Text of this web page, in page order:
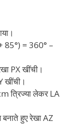
85°) = 360° –
PX खींची।
खींची।
त्रिज्या लेकर LA
हुए रेखा AZ